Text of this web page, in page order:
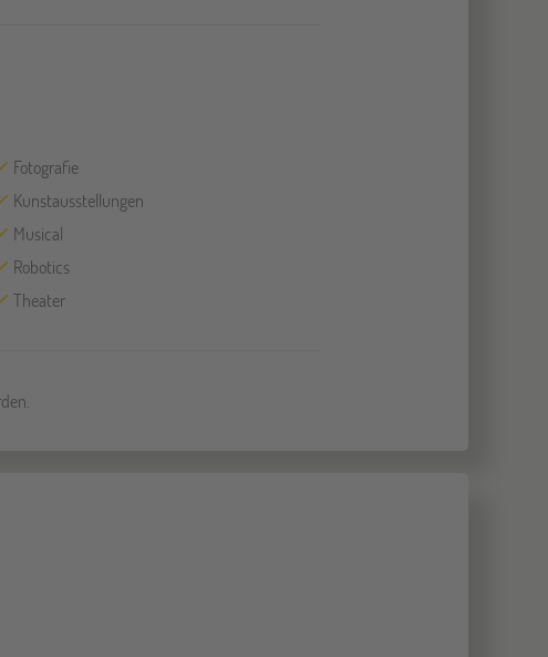
Fotografie
Kunstausstellungen
Musical
Robotics
Theater